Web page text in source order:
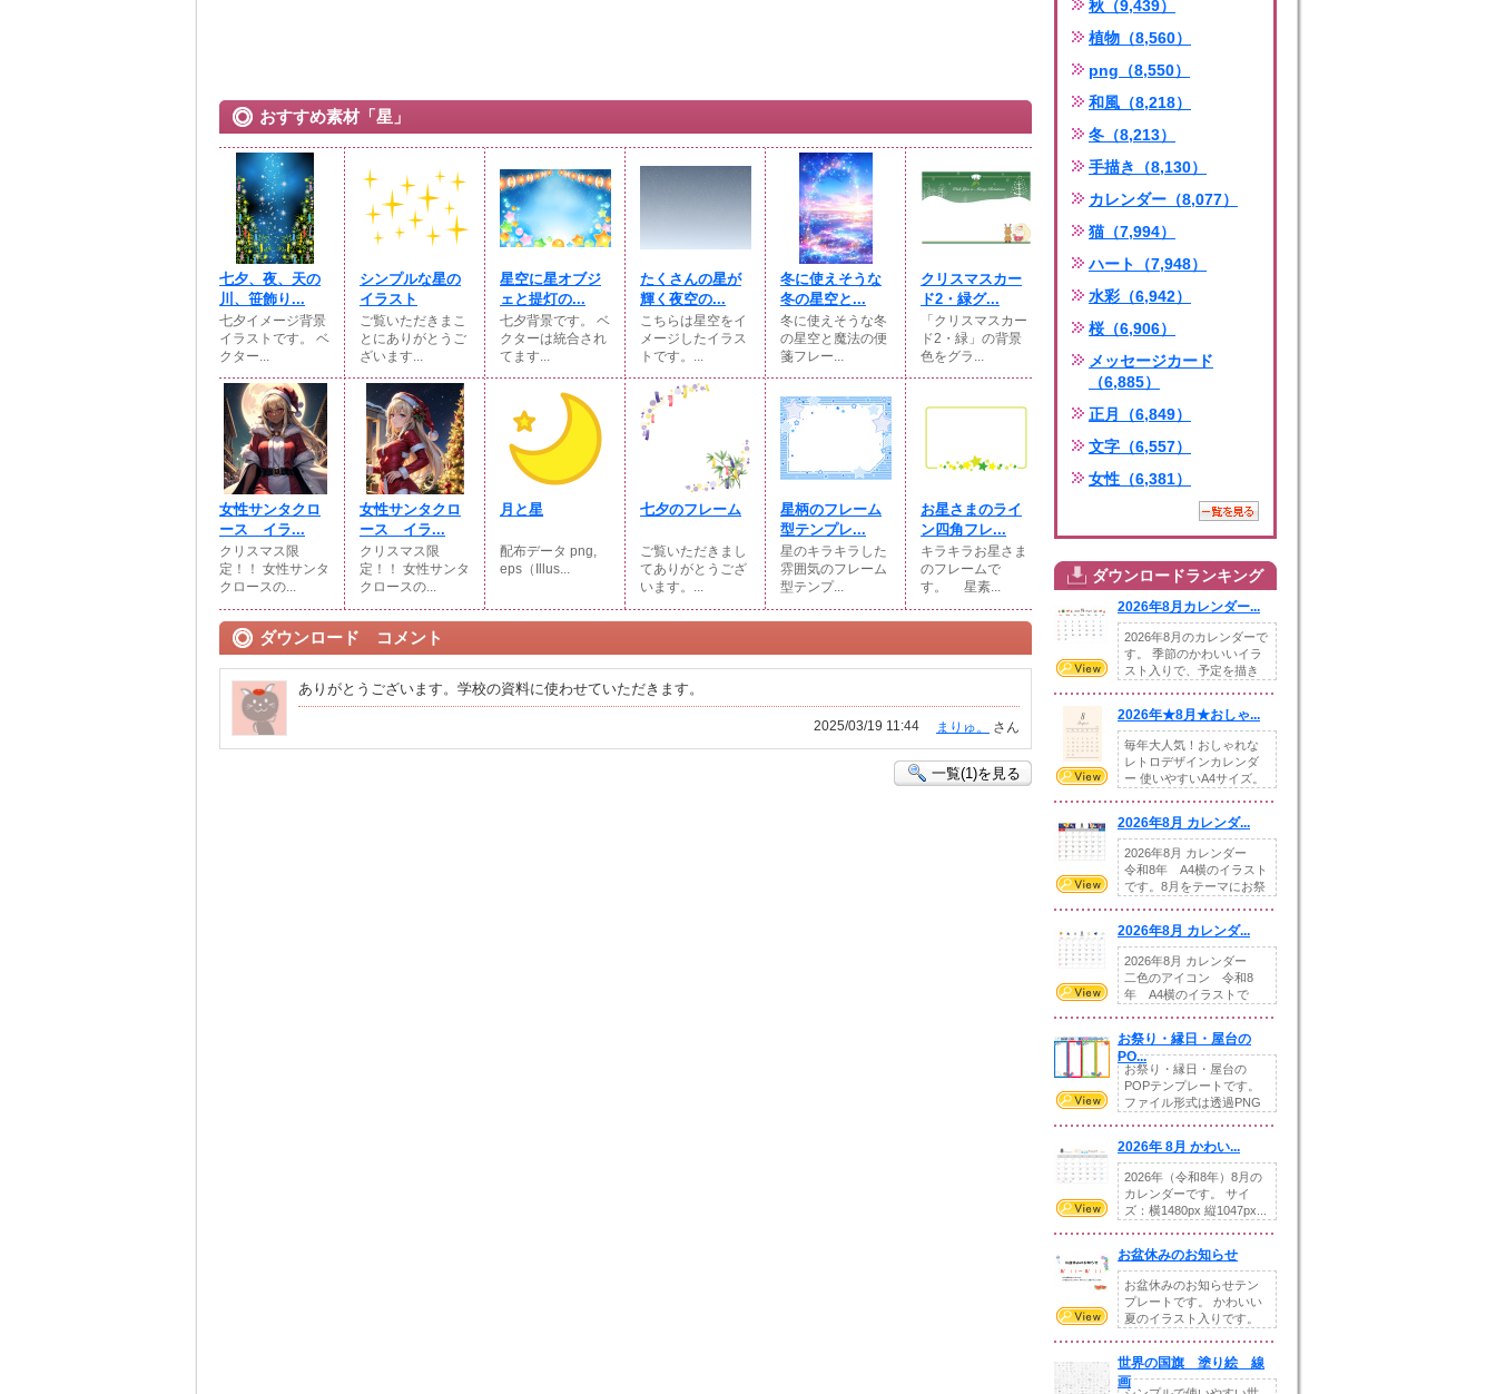
おすすめ素材「星」
七夕、夜、天の
川、笹飾り...
七夕イメージ背景
イラストです。 ベ
クター...
シンプルな星の
イラスト
ご覧いただきまこ
とにありがとうご
ざいます...
星空に星オブジ
ェと提灯の...
七夕背景です。 ベ
クターは統合され
てます...
たくさんの星が
輝く夜空の...
こちらは星空をイ
メージしたイラス
トです。...
冬に使えそうな
冬の星空と...
冬に使えそうな冬
の星空と魔法の便
箋フレー...
クリスマスカー
ド2・緑グ...
「クリスマスカー
ド2・緑」の背景
色をグラ...
女性サンタクロ
ース イラ...
クリスマス限
定！！ 女性サンタ
クロースの...
女性サンタクロ
ース イラ...
クリスマス限
定！！ 女性サンタ
クロースの...
月と星
配布データ png,
eps（Illus...
七夕のフレーム
ご覧いただきまし
てありがとうござ
います。...
星柄のフレーム
型テンプレ...
星のキラキラした
雰囲気のフレーム
型テンプ...
お星さまのライ
ン四角フレ...
キラキラお星さま
のフレームで
す。 星素...
ダウンロード コメント
ありがとうございます。学校の資料に使わせていただきます。
まりゅ。 さん
2025/03/19 11:44
一覧(1)を見る
秋（9,439）
植物（8,560）
png（8,550）
和風（8,218）
冬（8,213）
手描き（8,130）
カレンダー（8,077）
猫（7,994）
ハート（7,948）
水彩（6,942）
桜（6,906）
メッセージカード
（6,885）
正月（6,849）
文字（6,557）
女性（6,381）
ダウンロードランキング
2026年8月カレンダー...
2026年8月のカレンダーで
す。 季節のかわいいイラ
スト入りで、予定を描き
2026年★8月★おしゃ...
毎年大人気！おしゃれな
レトロデザインカレンダ
ー 使いやすいA4サイズ。
2026年8月 カレンダ...
2026年8月 カレンダー
令和8年 A4横のイラスト
です。8月をテーマにお祭
2026年8月 カレンダ...
2026年8月 カレンダー
二色のアイコン 令和8
年 A4横のイラストで
お祭り・縁日・屋台の
PO...
お祭り・縁日・屋台の
POPテンプレートです。
ファイル形式は透過PNG
2026年 8月 かわい...
2026年（令和8年）8月の
カレンダーです。 サイ
ズ：横1480px 縦1047px...
お盆休みのお知らせ
お盆休みのお知らせテン
プレートです。 かわいい
夏のイラスト入りです。
世界の国旗 塗り絵 線
画